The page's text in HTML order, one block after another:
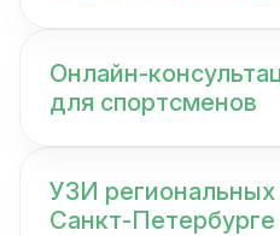
Онлайн-
для спортсменов
УЗИ
Санкт-Петербурге